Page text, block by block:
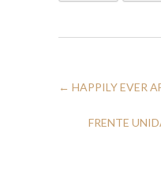
← HAPPILY EVER
FRENTE